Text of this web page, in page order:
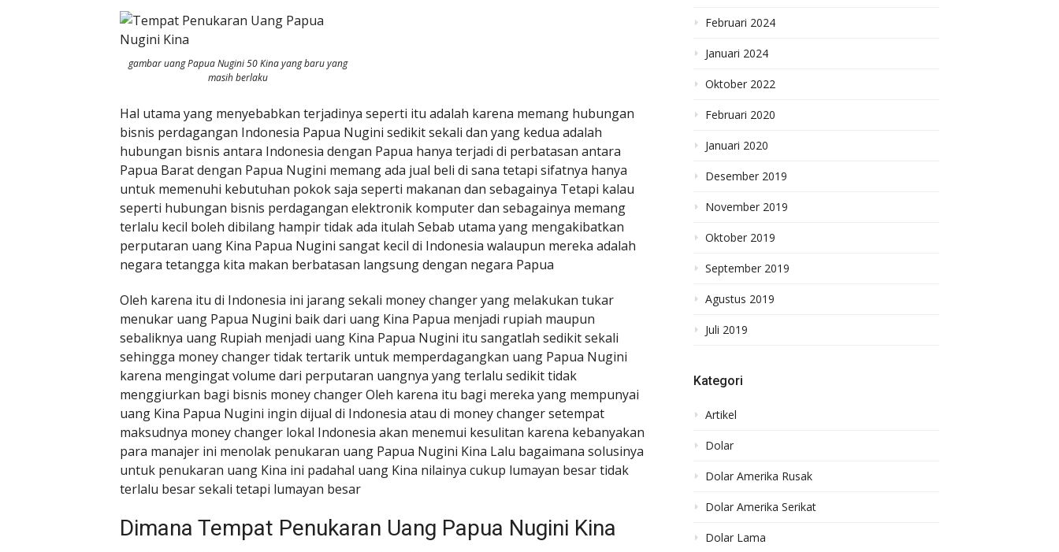
gambar uang Papua Nugini 50 Kina yang baru yang
masih berlaku
Hal utama yang menyebabkan terjadinya seperti itu adalah karena memang hubungan
bisnis perdagangan Indonesia Papua Nugini sedikit sekali dan yang kedua adalah
hubungan bisnis antara Indonesia dengan Papua hanya terjadi di perbatasan antara
Papua Barat dengan Papua Nugini memang ada jual beli di sana tetapi sifatnya hanya
untuk memenuhi kebutuhan pokok saja seperti makanan dan sebagainya Tetapi kalau
seperti hubungan bisnis perdagangan elektronik komputer dan sebagainya memang
terlalu kecil boleh dibilang hampir tidak ada itulah Sebab utama yang mengakibatkan
perputaran uang Kina Papua Nugini sangat kecil di Indonesia walaupun mereka adalah
negara tetangga kita makan berbatasan langsung dengan negara Papua
Oleh karena itu di Indonesia ini jarang sekali money changer yang melakukan tukar
menukar uang Papua Nugini baik dari uang Kina Papua menjadi rupiah maupun
sebaliknya uang Rupiah menjadi uang Kina Papua Nugini itu sangatlah sedikit sekali
sehingga money changer tidak tertarik untuk memperdagangkan uang Papua Nugini
karena mengingat volume dari perputaran uangnya yang terlalu sedikit tidak
menggiurkan bagi bisnis money changer Oleh karena itu bagi mereka yang mempunyai
uang Kina Papua Nugini ingin dijual di Indonesia atau di money changer setempat
maksudnya money changer lokal Indonesia akan menemui kesulitan karena kebanyakan
para manajer ini menolak penukaran uang Papua Nugini Kina Lalu bagaimana solusinya
untuk penukaran uang Kina ini padahal uang Kina nilainya cukup lumayan besar tidak
terlalu besar sekali tetapi lumayan besar
Dimana Tempat Penukaran Uang Papua Nugini Kina
Februari 2024
Januari 2024
Oktober 2022
Februari 2020
Januari 2020
Desember 2019
November 2019
Oktober 2019
September 2019
Agustus 2019
Juli 2019
Kategori
Artikel
Dolar
Dolar Amerika Rusak
Dolar Amerika Serikat
Dolar Lama